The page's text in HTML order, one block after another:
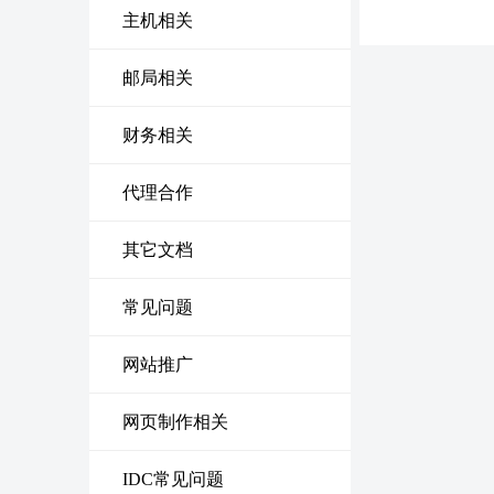
主机相关
邮局相关
财务相关
代理合作
其它文档
常见问题
网站推广
网页制作相关
IDC常见问题